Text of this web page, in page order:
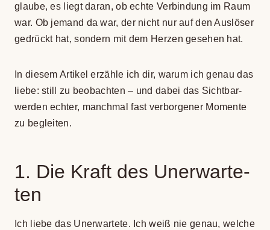
glaube, es liegt daran, ob echte Ver­bin­dung im Raum
war. Ob jemand da war, der nicht nur auf den Aus­lö­ser
gedrückt hat, son­dern mit dem Her­zen gese­hen hat.
In die­sem Arti­kel erzähle ich dir, warum ich genau das
liebe: still zu beob­ach­ten – und dabei das Sicht­bar­
wer­den ech­ter, manch­mal fast ver­bor­ge­ner Momente
zu beglei­ten.
1. Die Kraft des Uner­war­te­
ten
Ich liebe das Uner­war­tete. Ich weiß nie genau, wel­che